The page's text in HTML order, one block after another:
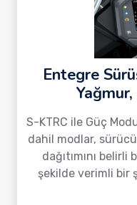
Entegre
S-KTRC ile Güç
dahil modlar,
dağıtımını
şekilde verimli bir